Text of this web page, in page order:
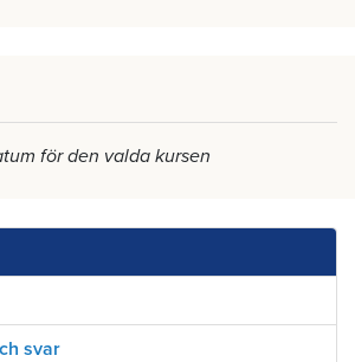
för den valda kursen
svar